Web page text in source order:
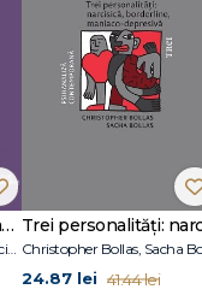
Orientări contemporane în psihoterapie și consiliere psihologică
Irina Holdevici, Barbara Crăciun
24.87 lei 41.44 lei